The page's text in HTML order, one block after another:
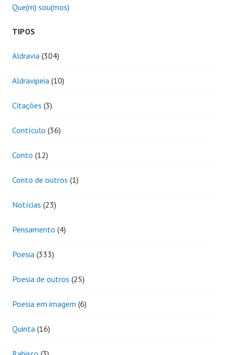
Que(m) sou(mos)
TIPOS
Aldravia (304)
Aldravipeia (10)
Citações (3)
Contículo (36)
Conto (12)
Conto de outros (1)
Notícias (23)
Pensamento (4)
Poesia (333)
Poesia de outros (25)
Poesia em imagem (6)
Quinta (16)